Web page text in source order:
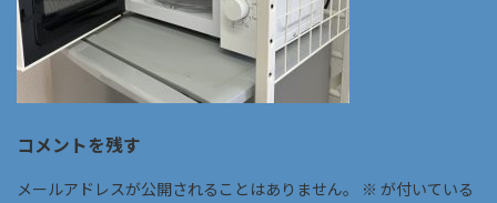
コメントを残す
メールアドレスが公開されることはありません。 ※ が付いている